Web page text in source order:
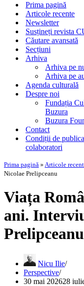
navigarePrima pagină
Articole recente
Newsletter
Susțineți revista
Căutare avansată
Secțiuni
Arhiva
Arhiva pe
Arhiva pe
Agenda culturală
Despre noi
Fundația
Buzura
Buzura
Contact
Condiții de
colaboratori
Prima pagină » Articole
Nicolae Prelipceanu
Viața
ani.
Prelipceanu
Nicu Ilie
Perspective
30 mai 202628